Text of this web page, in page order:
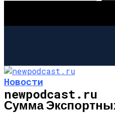
newpodcast.ru
Новости
Сумма